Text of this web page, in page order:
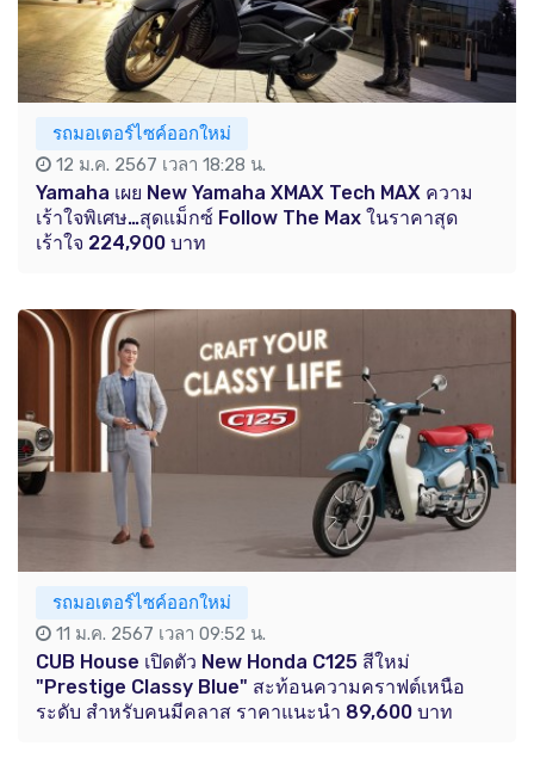
รถมอเตอร์ไซค์ออกใหม่
12 ม.ค. 2567 เวลา 18:28 น.
Yamaha เผย New Yamaha XMAX Tech MAX ความ
เร้าใจพิเศษ…สุดแม็กซ์ Follow The Max ในราคาสุด
เร้าใจ 224,900 บาท
รถมอเตอร์ไซค์ออกใหม่
11 ม.ค. 2567 เวลา 09:52 น.
CUB House เปิดตัว New Honda C125 สีใหม่
"Prestige Classy Blue" สะท้อนความคราฟต์เหนือ
ระดับ สำหรับคนมีคลาส ราคาแนะนำ 89,600 บาท